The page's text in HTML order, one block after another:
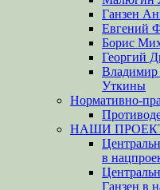
Ганзен
Евгений
Борис
Георгий
Владимир
Уткины
Нормативно-
НАШИ
в
Ганзен в